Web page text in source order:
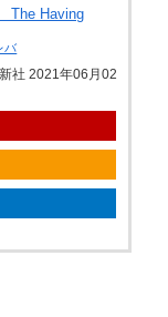
The Having
バ
社 2021年06月02